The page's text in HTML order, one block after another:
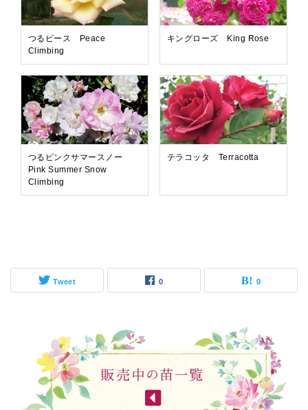
つるピース Peace
Climbing
キングローズ King Rose
つるピンクサマースノー
Pink Summer Snow
Climbing
テラコッタ Terracotta
Tweet 0 0